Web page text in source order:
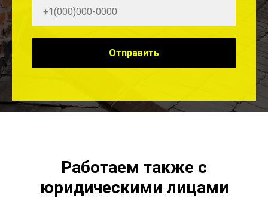
Отправить
Работаем также с
юридическими лицами